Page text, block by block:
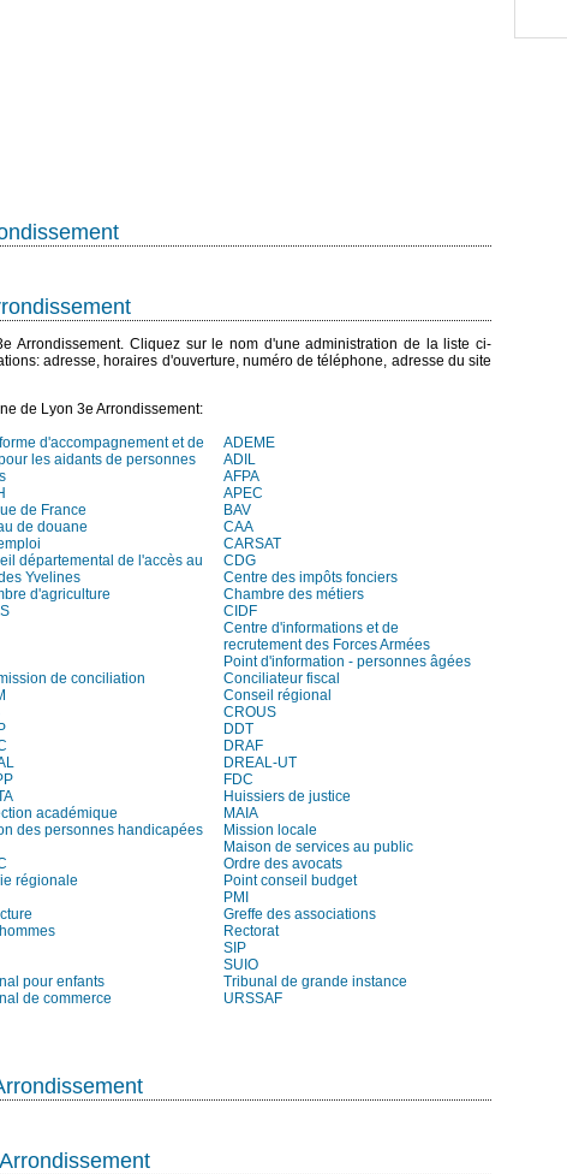
Arrondissement. Cliquez sur le nom d'une administration de la liste ci-
adresse, horaires d'ouverture, numéro de téléphone, adresse du site
de Lyon 3e Arrondissement:
d'accompagnement et de
les aidants de personnes
ADEME
ADIL
AFPA
APEC
de France
BAV
de douane
CAA
CARSAT
départemental de l'accès au
Yvelines
CDG
Centre des impôts fonciers
d'agriculture
Chambre des métiers
CIDF
Centre d'informations et de
recrutement des Forces Armées
Point d'information - personnes âgées
de conciliation
Conciliateur fiscal
Conseil régional
CROUS
DDT
DRAF
DREAL-UT
FDC
Huissiers de justice
académique
MAIA
des personnes handicapées
Mission locale
Maison de services au public
Ordre des avocats
régionale
Point conseil budget
PMI
Greffe des associations
Rectorat
SIP
SUIO
pour enfants
Tribunal de grande instance
de commerce URSSAF